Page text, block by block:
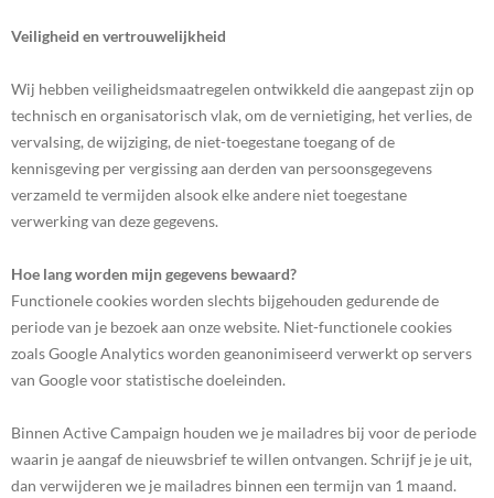
Veiligheid en vertrouwelijkheid
Wij hebben veiligheidsmaatregelen ontwikkeld die aangepast zijn op
technisch en organisatorisch vlak, om de vernietiging, het verlies, de
vervalsing, de wijziging, de niet-toegestane toegang of de
kennisgeving per vergissing aan derden van persoonsgegevens
verzameld te vermijden alsook elke andere niet toegestane
verwerking van deze gegevens.
Hoe lang worden mijn gegevens bewaard?
Functionele cookies worden slechts bijgehouden gedurende de
periode van je bezoek aan onze website. Niet-functionele cookies
zoals Google Analytics worden geanonimiseerd verwerkt op servers
van Google voor statistische doeleinden.
Binnen Active Campaign houden we je mailadres bij voor de periode
waarin je aangaf de nieuwsbrief te willen ontvangen. Schrijf je je uit,
dan verwijderen we je mailadres binnen een termijn van 1 maand.